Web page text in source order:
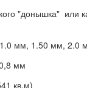
"донышка" или
мм, 1.50 мм, 2.0
мм
кв.м)